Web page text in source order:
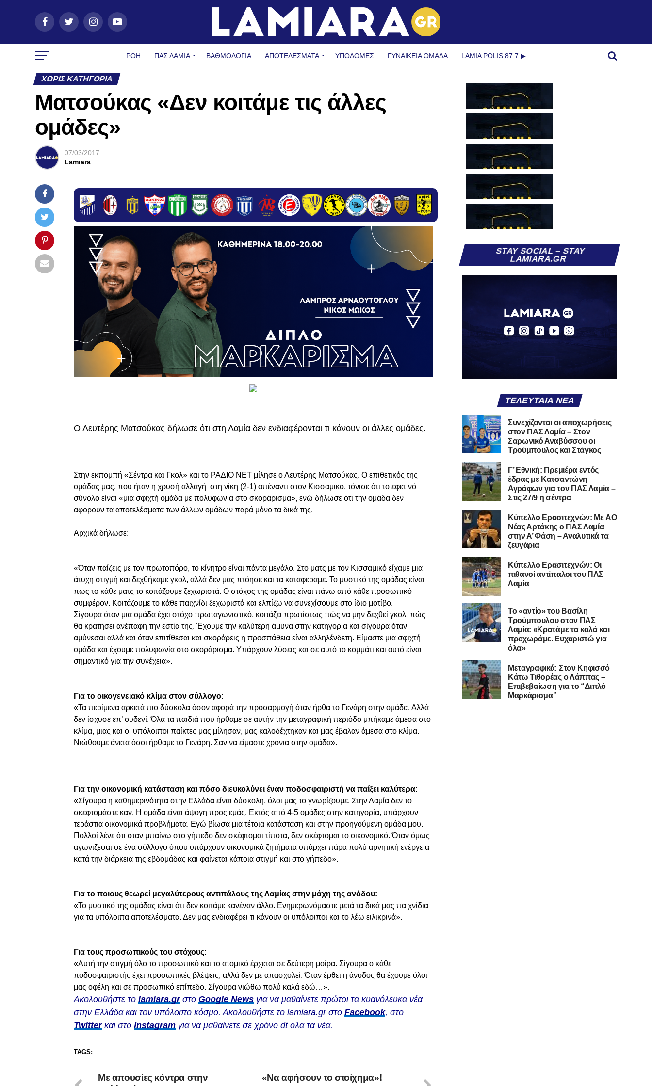
ΡΟΗ ΠΑΣ ΛΑΜΊΑ ΒΑΘΜΟΛΟΓΙΑ ΑΠΟΤΕΛΕΣΜΑΤΑ ΥΠΟΔΟΜΈΣ ΓΥΝΑΙΚΕΊΑ ΟΜΆΔΑ LAMIA POLIS 87.7 ▶︎
ΧΩΡΊΣ ΚΑΤΗΓΟΡΊΑ
Ματσούκας «Δεν κοιτάμε τις άλλες
ομάδες»
07/03/2017
Lamiara
Ο Λευτέρης Ματσούκας δήλωσε ότι στη Λαμία δεν ενδιαφέρονται τι κάνουν οι άλλες ομάδες.
Στην εκπομπή «Σέντρα και Γκολ» και το ΡΑΔΙΟ ΝΕΤ μίλησε ο Λευτέρης Ματσούκας. Ο επιθετικός της
ομάδας μας, που ήταν η χρυσή αλλαγή στη νίκη (2-1) απέναντι στον Κισσαμικο, τόνισε ότι το εφετινό
σύνολο είναι «μια σφιχτή ομάδα με πολυφωνία στο σκοράρισμα», ενώ δήλωσε ότι την ομάδα δεν
αφορουν τα αποτελέσματα των άλλων ομάδων παρά μόνο τα δικά της.
Αρχικά δήλωσε:
«Όταν παίζεις με τον πρωτοπόρο, το κίνητρο είναι πάντα μεγάλο. Στο ματς με τον Κισσαμικό είχαμε μια
άτυχη στιγμή και δεχθήκαμε γκολ, αλλά δεν μας πτόησε και τα καταφεραμε. Το μυστικό της ομάδας είναι
πως το κάθε ματς το κοιτάζουμε ξεχωριστά. Ο στόχος της ομάδας είναι πάνω από κάθε προσωπικό
συμφέρον. Κοιτάζουμε το κάθε παιχνίδι ξεχωριστά και ελπίζω να συνεχίσουμε στο ίδιο μοτίβο.
Σίγουρα όταν μια ομάδα έχει στόχο πρωταγωνιστικό, κοιτάζει πρωτίστως πώς να μην δεχθεί γκολ, πώς
θα κρατήσει ανέπαφη την εστία της. Έχουμε την καλύτερη άμυνα στην κατηγορία και σίγουρα όταν
αμύνεσαι αλλά και όταν επιτίθεσαι και σκοράρεις η προσπάθεια είναι αλληλένδετη. Είμαστε μια σφιχτή
ομάδα και έχουμε πολυφωνία στο σκοράρισμα. Υπάρχουν λύσεις και σε αυτό το κομμάτι και αυτό είναι
σημαντικό για την συνέχεια».
Για το οικογενειακό κλίμα στον σύλλογο:
«Τα περίμενα αρκετά πιο δύσκολα όσον αφορά την προσαρμογή όταν ήρθα το Γενάρη στην ομάδα. Αλλά
δεν ίσχυσε επ’ ουδενί. Όλα τα παιδιά που ήρθαμε σε αυτήν την μεταγραφική περιόδο μπήκαμε άμεσα στο
κλίμα, μιας και οι υπόλοιποι παίκτες μας μίλησαν, μας καλοδέχτηκαν και μας έβαλαν άμεσα στο κλίμα.
Νιώθουμε άνετα όσοι ήρθαμε το Γενάρη. Σαν να είμαστε χρόνια στην ομάδα».
Για την οικονομική κατάσταση και πόσο διευκολύνει έναν ποδοσφαιριστή να παίξει καλύτερα:
«Σίγουρα η καθημερινότητα στην Ελλάδα είναι δύσκολη, όλοι μας το γνωρίζουμε. Στην Λαμία δεν το
σκεφτομάστε καν. Η ομάδα είναι άψογη προς εμάς. Εκτός από 4-5 ομάδες στην κατηγορία, υπάρχουν
τεράστια οικονομικά προβλήματα. Εγώ βίωσα μια τέτοια κατάσταση και στην προηγούμενη ομάδα μου.
Πολλοί λένε ότι όταν μπαίνω στο γήπεδο δεν σκέφτομαι τίποτα, δεν σκέφτομαι το οικονομικό. Όταν όμως
αγωνιζεσαι σε ένα σύλλογο όπου υπάρχουν οικονομικά ζητήματα υπάρχει πάρα πολύ αρνητική ενέργεια
κατά την διάρκεια της εβδομάδας και φαίνεται κάποια στιγμή και στο γήπεδο».
Για το ποιους θεωρεί μεγαλύτερους αντιπάλους της Λαμίας στην μάχη της ανόδου:
«Το μυστικό της ομάδας είναι ότι δεν κοιτάμε κανέναν άλλο. Ενημερωνόμαστε μετά τα δικά μας παιχνίδια
για τα υπόλοιπα αποτελέσματα. Δεν μας ενδιαφέρει τι κάνουν οι υπόλοιποι και το λέω ειλικρινά».
Για τους προσωπικούς του στόχους:
«Αυτή την στιγμή όλο το προσωπικό και το ατομικό έρχεται σε δεύτερη μοίρα. Σίγουρα ο κάθε
ποδοσφαιριστής έχει προσωπικές βλέψεις, αλλά δεν με απασχολεί. Όταν έρθει η άνοδος θα έχουμε όλοι
μας οφέλη και σε προσωπικό επίπεδο. Σίγουρα νιώθω πολύ καλά εδώ…».
Ακολουθήστε το lamiara.grστο Google News για να μαθαίνετε πρώτοι τα κυανόλευκα νέα
στην Ελλάδα και τον υπόλοιπο κόσμο. Ακολουθήστε το lamiara.gr στο Facebook, στο
Twitterκαι στο Instagram για να μαθαίνετε σε χρόνο dt όλα τα νέα.
TAGS:
«Να αφήσουν το στοίχημα»!
Με απουσίες κόντρα στην
STAY SOCIAL – STAY
LAMIARA.GR
ΤΕΛΕΥΤΑΊΑ ΝΈΑ
Συνεχίζονται οι αποχωρήσεις
στον ΠΑΣ Λαμία – Στον
Σαρωνικό Αναβύσσου οι
Τρούμπουλος και Στάγκος
Γ’ Εθνική: Πρεμιέρα εντός
έδρας με Κατσαντώνη
Αγράφων για τον ΠΑΣ Λαμία –
Στις 27/9 η σέντρα
Kύπελλο Ερασιτεχνών: Με AO
Nέας Αρτάκης ο ΠΑΣ Λαμία
στην Α’ Φάση – Αναλυτικά τα
ζευγάρια
Κύπελλο Ερασιτεχνών: Οι
πιθανοί αντίπαλοι του ΠΑΣ
Λαμία
Το «αντίο» του Βασίλη
Τρούμπουλου στον ΠΑΣ
Λαμία: «Κρατάμε τα καλά και
προχωράμε. Ευχαριστώ για
όλα»
Μεταγραφικά: Στον Κηφισσό
Κάτω Τιθορέας ο Λάππας –
Επιβεβαίωση για το “Διπλό
Μαρκάρισμα”